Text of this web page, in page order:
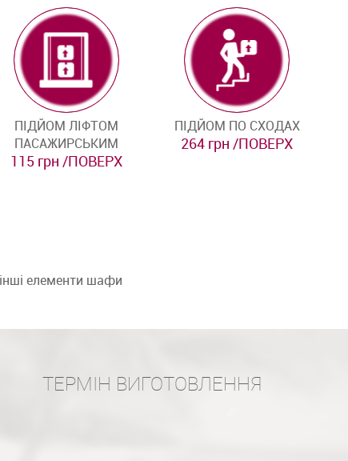
ПІДЙОМ ЛІФТОМ
ПАСАЖИРСЬКИМ
115 грн /ПОВЕРХ
ПІДЙОМ ПО СХОДАХ
264 грн /ПОВЕРХ
елементи шафи
ТЕРМІН ВИГОТОВЛЕННЯ